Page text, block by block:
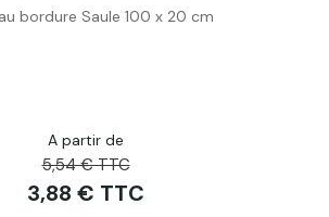
bordure Saule 100 x 20 cm
A partir de
5,54 € TTC
3,88 € TTC